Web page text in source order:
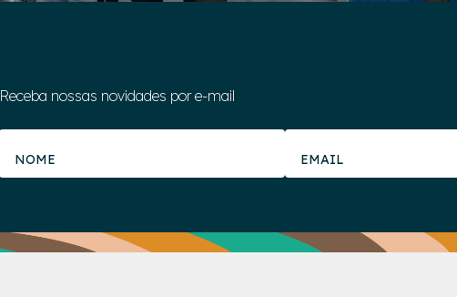
Receba nossas novidades por e-mail